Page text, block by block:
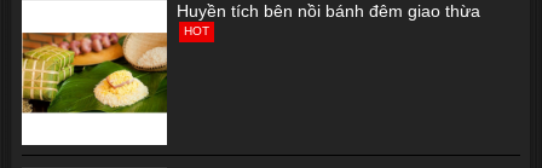
Huyền tích bên nồi bánh đêm giao thừa
HOT